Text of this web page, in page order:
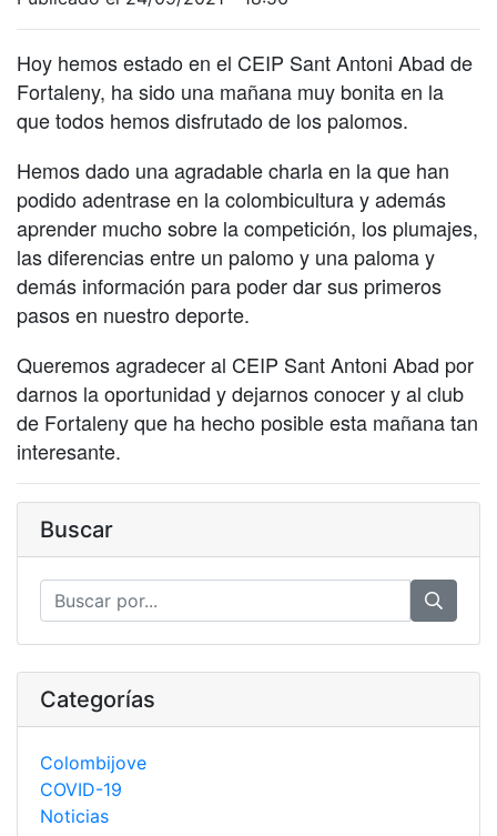
Hoy hemos estado en el CEIP Sant Antoni Abad de
Fortaleny, ha sido una mañana muy bonita en la
que todos hemos disfrutado de los palomos.
Hemos dado una agradable charla en la que han
podido adentrase en la colombicultura y además
aprender mucho sobre la competición, los plumajes,
las diferencias entre un palomo y una paloma y
demás información para poder dar sus primeros
pasos en nuestro deporte.
Queremos agradecer al CEIP Sant Antoni Abad por
darnos la oportunidad y dejarnos conocer y al club
de Fortaleny que ha hecho posible esta mañana tan
interesante.
Buscar
Categorías
Colombijove
COVID-19
Noticias